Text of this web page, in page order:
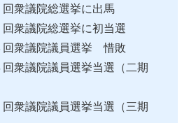
衆議院総選挙に出馬
衆議院総選挙に初当選
衆議院議員選挙 惜敗
衆議院議員選挙当選（二期
衆議院議員選挙当選（三期